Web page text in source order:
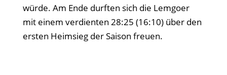
würde. Am Ende durften sich die Lemgoer
mit einem verdienten 28:25 (16:10) über den
ersten Heimsieg der Saison freuen.